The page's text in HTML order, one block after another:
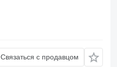
Связаться с продавцом